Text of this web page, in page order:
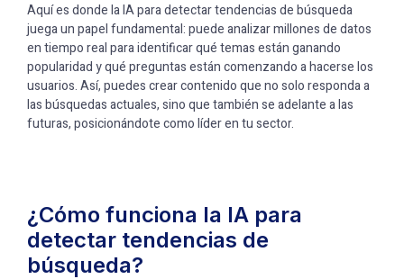
Aquí es donde la IA para detectar tendencias de búsqueda
juega un papel fundamental: puede analizar millones de datos
en tiempo real para identificar qué temas están ganando
popularidad y qué preguntas están comenzando a hacerse los
usuarios. Así, puedes crear contenido que no solo responda a
las búsquedas actuales, sino que también se adelante a las
futuras, posicionándote como líder en tu sector.
¿Cómo funciona la IA para
detectar tendencias de
búsqueda?